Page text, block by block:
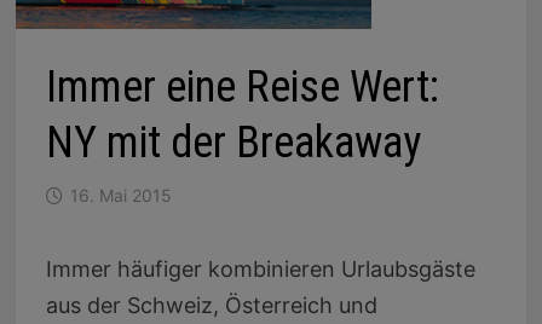
Immer eine Reise Wert:
NY mit der Breakaway
16. Mai 2015
Immer häufiger kombinieren Urlaubsgäste
aus der Schweiz, Österreich und